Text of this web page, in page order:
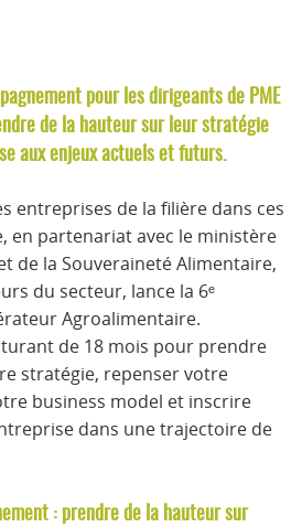
pour les dirigeants de PME
de la hauteur sur leur stratégie
aux enjeux actuels et futurs.
entreprises de la filière dans ces
en partenariat avec le ministère
de la Souveraineté Alimentaire,
du secteur, lance la 6ᵉ
Agroalimentaire.
de 18 mois pour prendre
stratégie, repenser votre
business model et inscrire
dans une trajectoire de
: prendre de la hauteur sur